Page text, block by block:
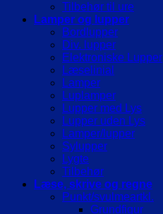
Tilbehør til ure
Lamper og lupper
Bordlupper
Div. lupper
Elektroniske Lupper
Læselinial
Lamper
Luplamper
Lupper med Lys
Lupper uden Lys
Lamper/lupper
Sylupper
Lygte
Tilbehør
Læse, skrive og regne
Punkt/svulmeartkl.
Grundfigur